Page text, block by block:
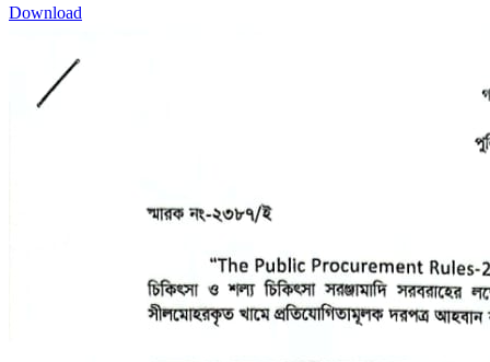
Download